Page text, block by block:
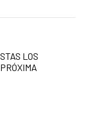
LOS